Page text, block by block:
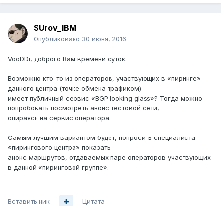
SUrov_IBM
Опубликовано 30 июня, 2016
VooDDi, доброго Вам времени суток.
Возможно кто-то из операторов, участвующих в «пиринге»
данного центра (точке обмена трафиком)
имеет публичный сервис «BGP looking glass»? Тогда можно
попробовать посмотреть анонс тестовой сети,
опираясь на сервис оператора.
Самым лучшим вариантом будет, попросить специалиста
«пирингового центра» показать
анонс маршрутов, отдаваемых паре операторов участвующих
в данной «пиринговой группе».
Вставить ник Цитата